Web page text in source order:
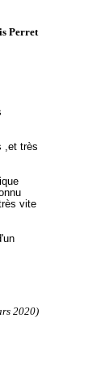
Perret
,et très
vite
2020)